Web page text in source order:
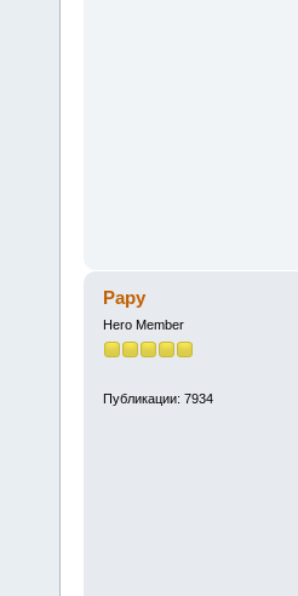
Papy
Hero Member
Публикации: 7934